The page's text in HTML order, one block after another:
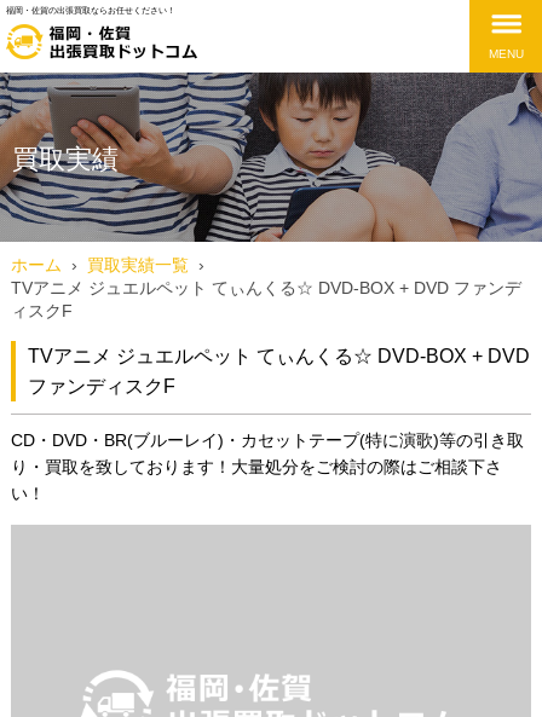
福岡・佐賀の出張買取ならお任せください！
MENU
買取実績
ホーム › 買取実績一覧›
TVアニメ ジュエルペット てぃんくる☆ DVD-BOX + DVD ファンデ
ィスクF
TVアニメ ジュエルペット てぃんくる☆ DVD-BOX + DVD
ファンディスクF
CD・DVD・BR(ブルーレイ)・カセットテープ(特に演歌)等の引き取
り・買取を致しております！大量処分をご検討の際はご相談下さ
い！